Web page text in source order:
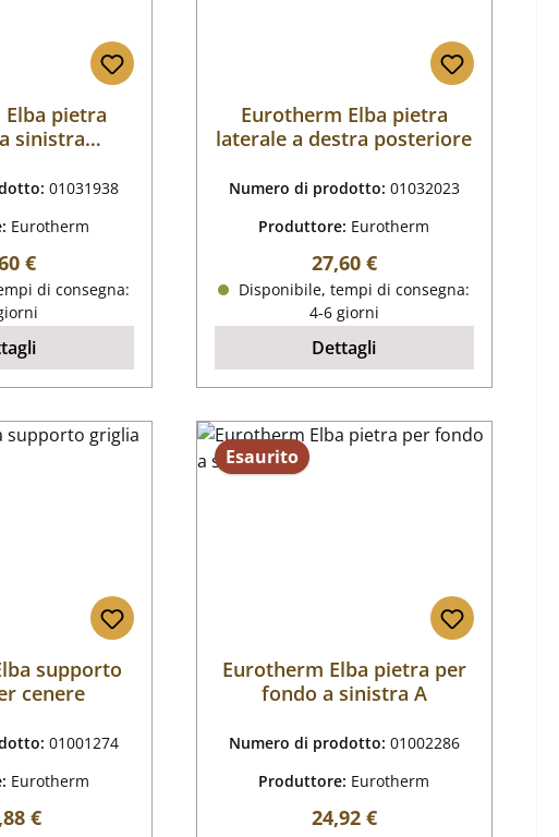
pietra
sinistra
01031938
Eurotherm
normale:
€
di consegna:
Eurotherm Elba pietra
laterale a destra posteriore
Numero di prodotto: 01032023
Produttore: Eurotherm
Prezzo normale:
27,60 €
Disponibile, tempi di consegna:
4-6 giorni
Dettagli
supporto
cenere
01001274
Eurotherm
normale:
€
Esaurito
Eurotherm Elba pietra per
fondo a sinistra A
Numero di prodotto: 01002286
Produttore: Eurotherm
Prezzo normale:
24,92 €